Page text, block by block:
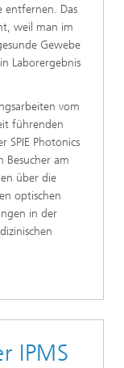
entfernen. Das
weil man im
Gewebe
Laborergebnis
vom
führenden
SPIE Photonics
Besucher am
über die
optischen
in der
IPMS